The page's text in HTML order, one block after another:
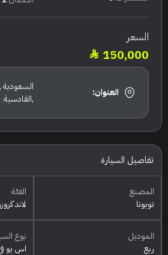
السعر
150,000
العنوان:
السعودية
,القادسية
تفاصيل السيارة
المصنع
تويوتا
الفئة
لاند كروزر
الموديل
ربع
نوع
اس يو في 4